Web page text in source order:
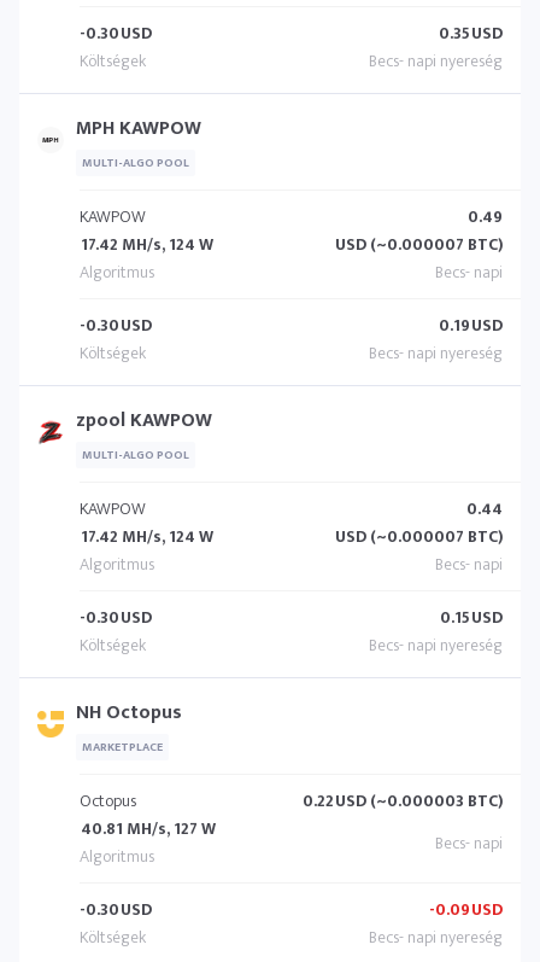
-0.30USD 0.35USD
MPH KAWPOW
MULTI-ALGO POOL
KAWPOW
17.42 MH/s, 124 W
0.49
USD (~0.000007 BTC)
-0.30USD 0.19USD
zpool KAWPOW
MULTI-ALGO POOL
KAWPOW
17.42 MH/s, 124 W
0.44
USD (~0.000007 BTC)
-0.30USD 0.15USD
NH Octopus
MARKETPLACE
Octopus
40.81 MH/s, 127 W
0.22USD (~0.000003 BTC)
-0.30USD -0.09USD